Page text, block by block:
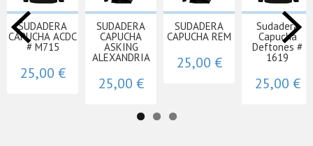
SUDADERA
CAPUCHA ACDC
# M715
25,00 €
SUDADERA
CAPUCHA
ASKING
ALEXANDRIA
25,00 €
SUDADERA
CAPUCHA REM
25,00 €
Sudadera
Capucha
Deftones #
1619
25,00 €